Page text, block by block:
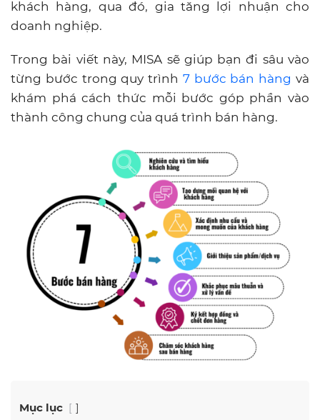
khách hàng, qua đó, gia tăng lợi nhuận cho
doanh nghiệp.
Trong bài viết này, MISA sẽ giúp bạn đi sâu vào
từng bước trong quy trình 7 bước bán hàng và
khám phá cách thức mỗi bước góp phần vào
thành công chung của quá trình bán hàng.
Mục lục